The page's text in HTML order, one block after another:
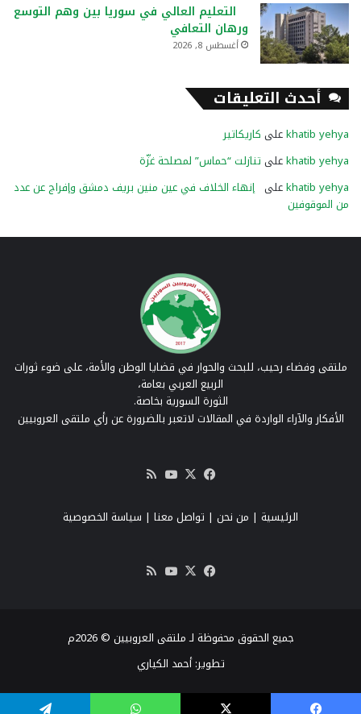
التعليم العالي في سوريا بين وهم التوسع
ورهان التعافي
أغسطس 8, 2026
أحدث التعليقات
khatib yehyaعلى كاريكاتير
khatib yehyaعلى تنازلت “حماس” لمصلحة غزّة
khatib yehyaعلى إنهاء الخلاف في عين منين بريف دمشق وإفراج عن عدد
من الموقوفين
ملتقى وفضاء رحيب، للبحث والحوار في قضايا الوطن والأمة، على ضوء ثورات
الربيع العربي بعامة،
الثورة السورية بخاصة.
الأفكار والآراء الواردة في المقالات لاتعبر بالضرورة عن رأي ملتقى العروبيين
فيسبوك
‫X
‫YouTube
RSS
الرئيسية | من نحن | تواصل معنا | سياسة الخصوصية
فيسبوك
‫X
‫YouTube
جميع الحقوق محفوظة لـ ملتقى العروبيين © 2026م
تطوير:أحمد الكياري